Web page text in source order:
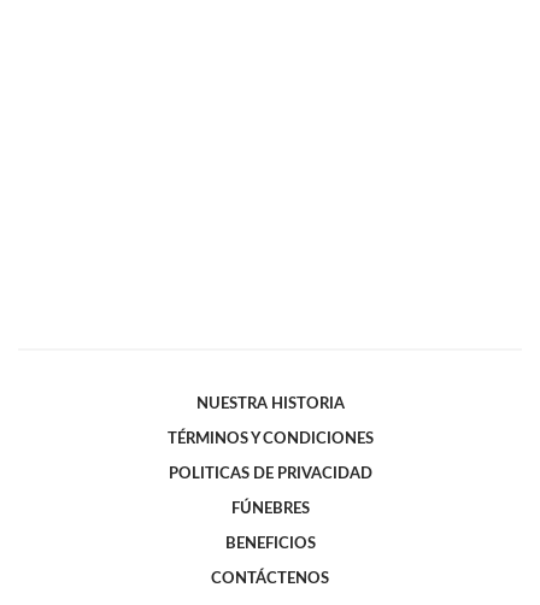
NUESTRA HISTORIA
TÉRMINOS Y CONDICIONES
POLITICAS DE PRIVACIDAD
FÚNEBRES
BENEFICIOS
CONTÁCTENOS